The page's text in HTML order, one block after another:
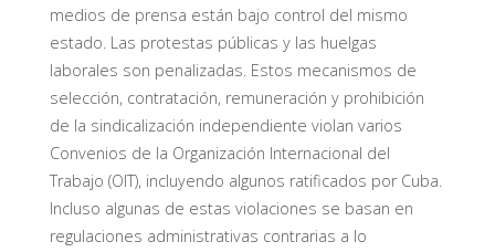
medios de prensa están bajo control del mismo
estado. Las protestas públicas y las huelgas
laborales son penalizadas. Estos mecanismos de
selección, contratación, remuneración y prohibición
de la sindicalización independiente violan varios
Convenios de la Organización Internacional del
Trabajo (OIT), incluyendo algunos ratificados por Cuba.
Incluso algunas de estas violaciones se basan en
regulaciones administrativas contrarias a lo